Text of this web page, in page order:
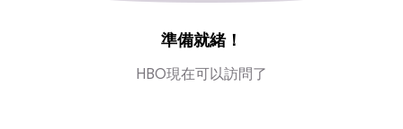
準備就緒！
HBO現在可以訪問了